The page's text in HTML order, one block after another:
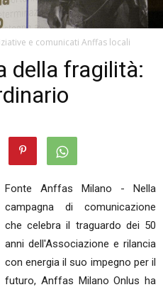
e comunicati Anffas locali
della fragilità:
Fonte Anffas Milano - Nella
campagna di comunicazione
che celebra il traguardo dei 50
anni dell'Associazione e rilancia
con energia il suo impegno per il
futuro, Anffas Milano Onlus ha